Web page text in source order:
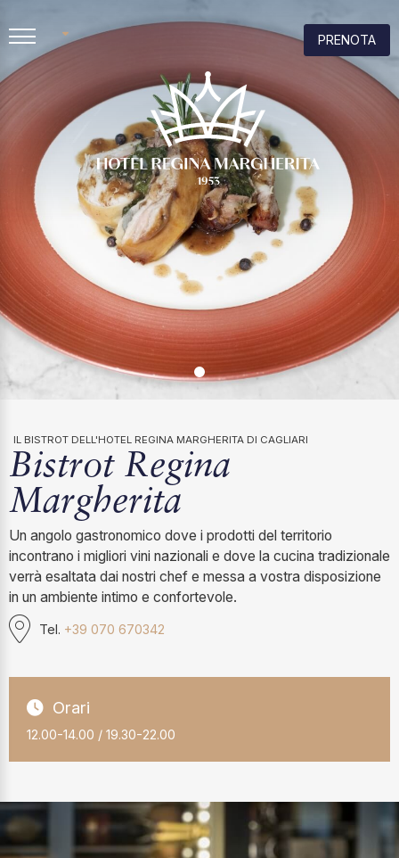
EN
PRENOTA
IL BISTROT DELL'HOTEL REGINA MARGHERITA DI CAGLIARI
Bistrot Regina
Margherita
Un angolo gastronomico dove i prodotti del territorio
incontrano i migliori vini nazionali e dove la cucina tradizionale
verrà esaltata dai nostri chef e messa a vostra disposizione
in un ambiente intimo e confortevole.
Tel. +39 070 670342
Orari
12.00-14.00 / 19.30-22.00